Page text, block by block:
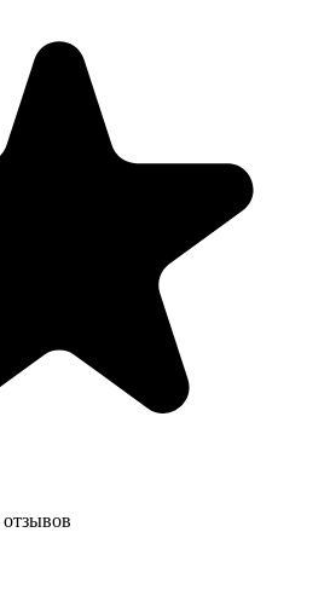
отзывов